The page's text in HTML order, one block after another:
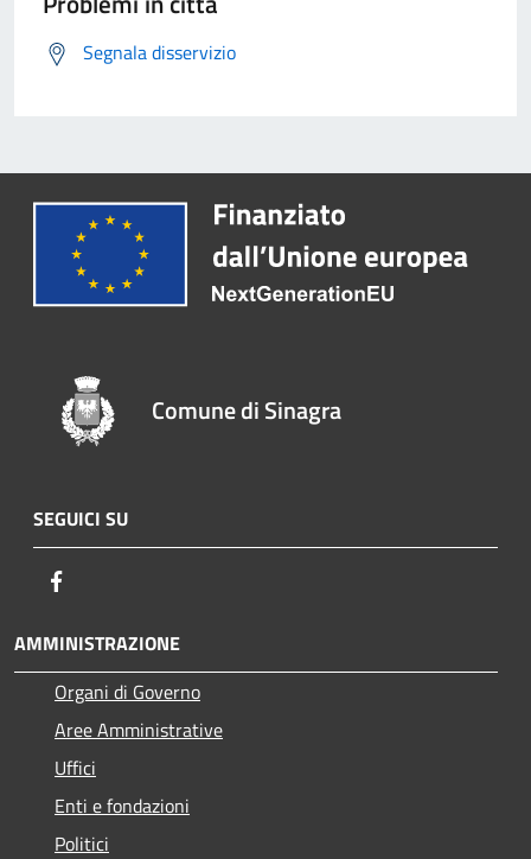
Segnala disservizio
Comune di Sinagra
SEGUICI SU
AMMINISTRAZIONE
Organi di Governo
Aree Amministrative
Uffici
Enti e fondazioni
Politici